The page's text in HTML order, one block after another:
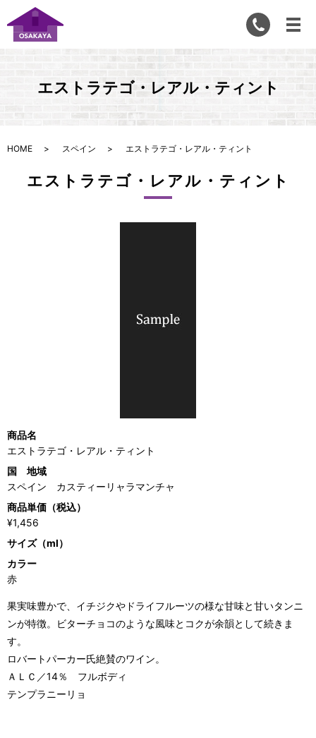
エストラテゴ・レアル・ティント
HOME スペイン エストラテゴ・レアル・ティント
エストラテゴ・レアル・ティント
商品名
エストラテゴ・レアル・ティント
国 地域
スペイン カスティーリャラマンチャ
商品単価（税込）
¥1,456
サイズ（ml）
カラー
赤
果実味豊かで、イチジクやドライフルーツの様な甘味と甘いタンニ
ンが特徴。ビターチョコのような風味とコクが余韻として続きま
す。
ロバートパーカー氏絶賛のワイン。
ＡＬＣ／14％ フルボディ
テンプラニーリョ